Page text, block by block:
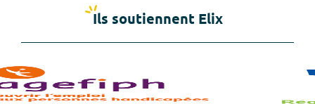
Ils soutiennent Elix